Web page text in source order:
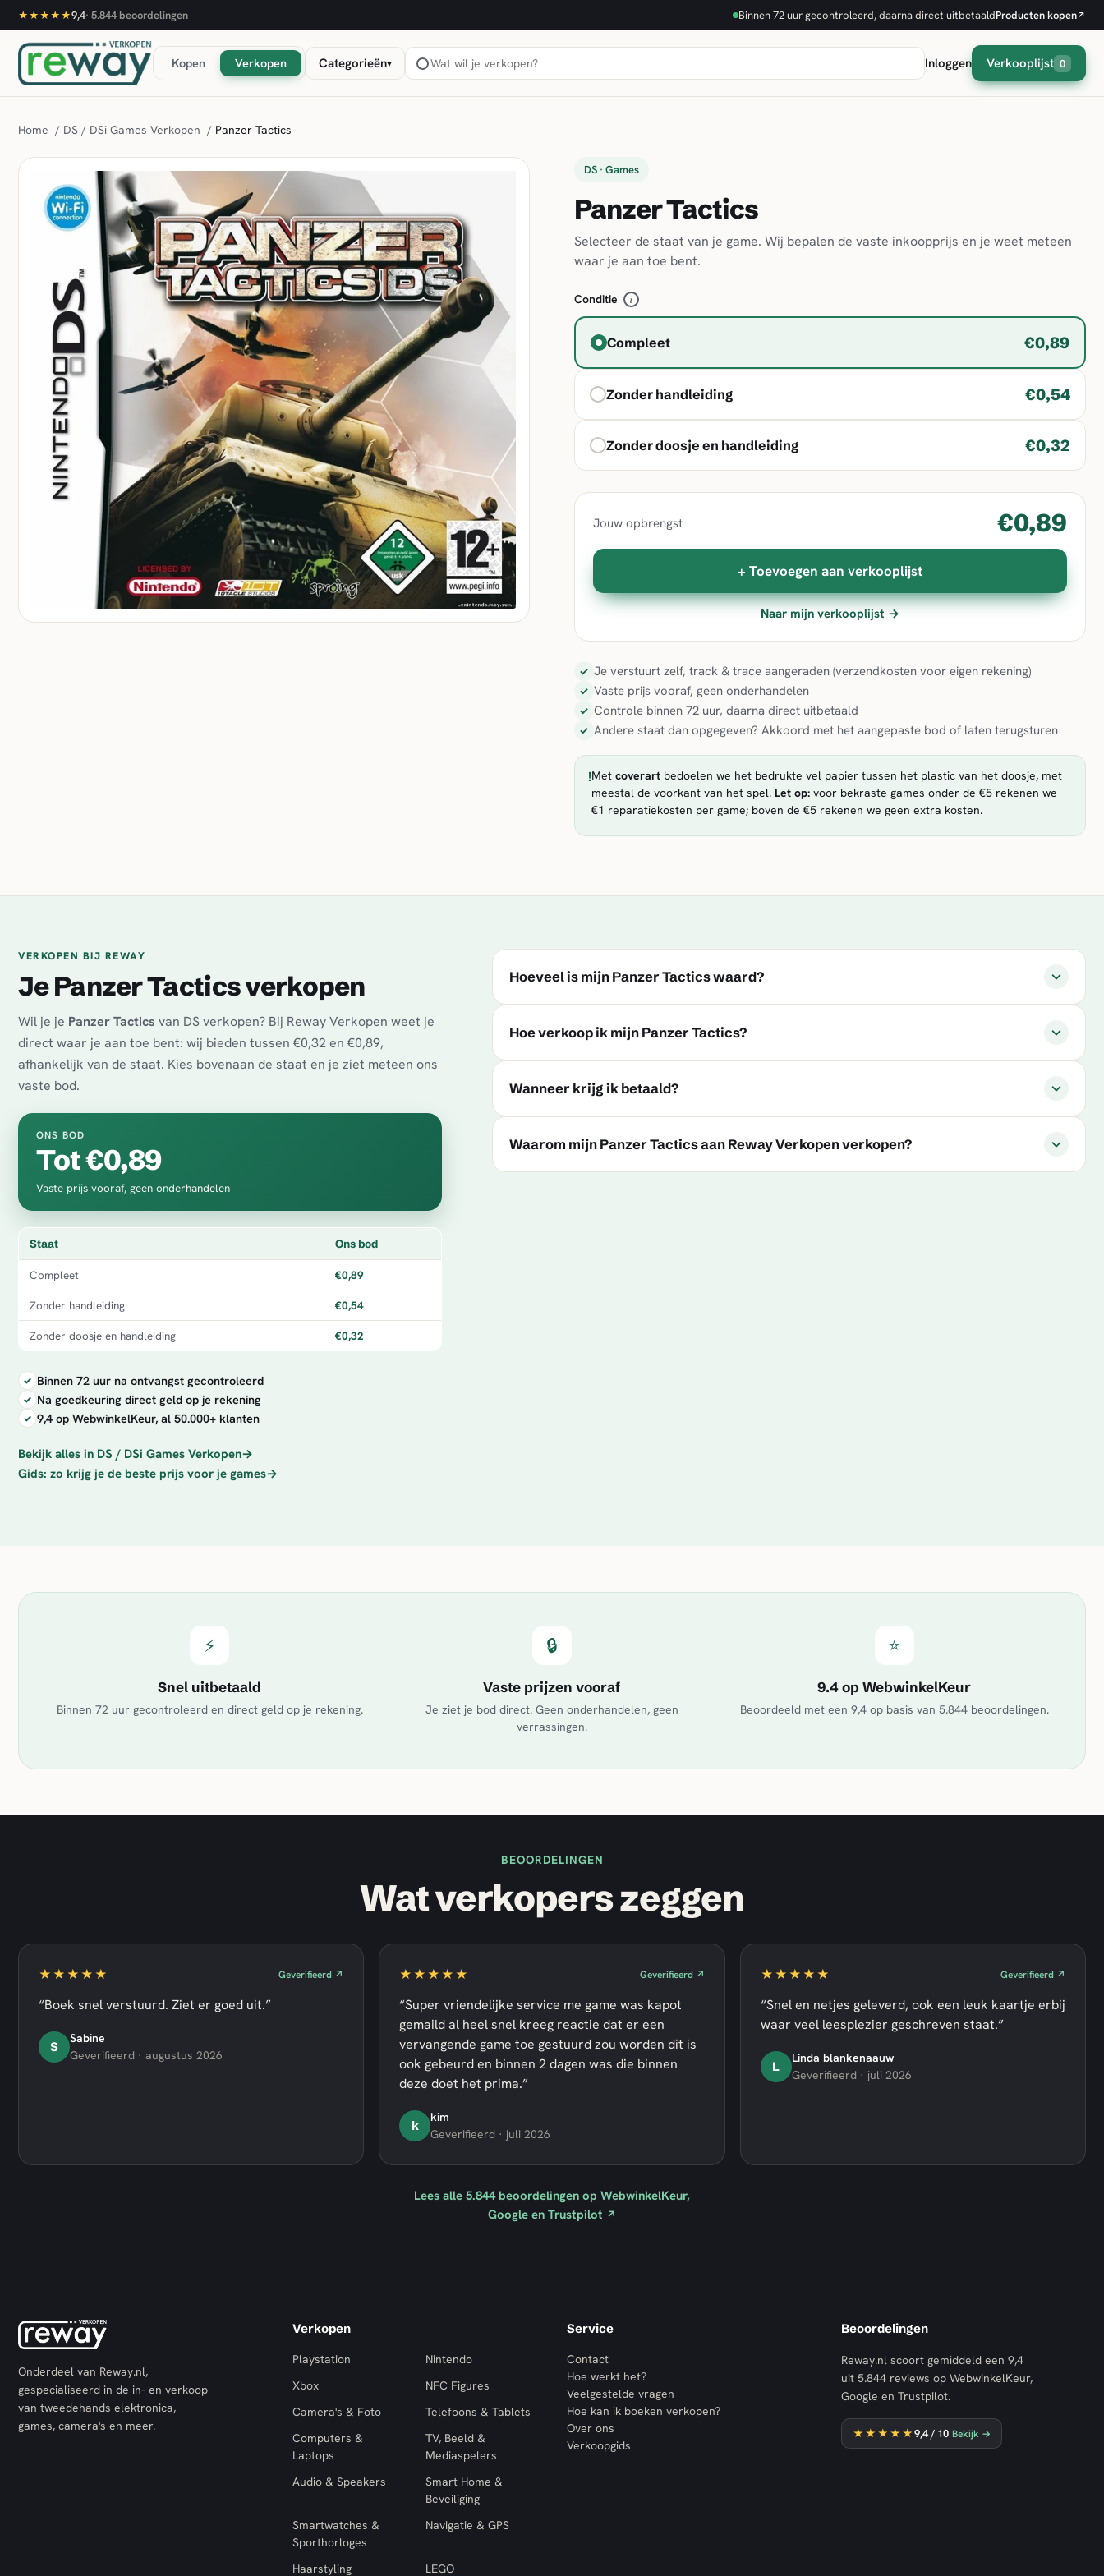
★★★★★9,4· 5.844 beoordelingen Binnen 72 uur gecontroleerd, daarna direct uitbetaaldProducten kopen↗
Kopen Verkopen Categorieën▾ Inloggen Verkooplijst 0
Home / DS / DSi Games Verkopen / Panzer Tactics
DS · Games
Panzer Tactics
Selecteer de staat van je game. Wij bepalen de vaste inkoopprijs en je weet meteen
waar je aan toe bent.
Conditie i
Compleet €0,89
Zonder handleiding €0,54
Zonder doosje en handleiding €0,32
Jouw opbrengst €0,89
+ Toevoegen aan verkooplijst
Naar mijn verkooplijst →
✓ Je verstuurt zelf, track & trace aangeraden (verzendkosten voor eigen rekening)
✓ Vaste prijs vooraf, geen onderhandelen
✓ Controle binnen 72 uur, daarna direct uitbetaald
✓ Andere staat dan opgegeven? Akkoord met het aangepaste bod of laten terugsturen
!Met coverartbedoelen we het bedrukte vel papier tussen het plastic van het doosje, met
meestal de voorkant van het spel. Let op:voor bekraste games onder de €5 rekenen we
€1 reparatiekosten per game; boven de €5 rekenen we geen extra kosten.
VERKOPEN BIJ REWAY
Je Panzer Tactics verkopen
Wil je je Panzer Tactics van DS verkopen? Bij Reway Verkopen weet je
direct waar je aan toe bent: wij bieden tussen €0,32 en €0,89,
afhankelijk van de staat. Kies bovenaan de staat en je ziet meteen ons
vaste bod.
ONS BOD
Tot €0,89
Vaste prijs vooraf, geen onderhandelen
Staat Ons bod
Compleet €0,89
Zonder handleiding €0,54
Zonder doosje en handleiding €0,32
Binnen 72 uur na ontvangst gecontroleerd
Na goedkeuring direct geld op je rekening
9,4 op WebwinkelKeur, al 50.000+ klanten
Bekijk alles in DS / DSi Games Verkopen→
Gids: zo krijg je de beste prijs voor je games→
Hoeveel is mijn Panzer Tactics waard?
Hoe verkoop ik mijn Panzer Tactics?
Wanneer krijg ik betaald?
Waarom mijn Panzer Tactics aan Reway Verkopen verkopen?
⚡
Snel uitbetaald
Binnen 72 uur gecontroleerd en direct geld op je rekening.
🔒
Vaste prijzen vooraf
Je ziet je bod direct. Geen onderhandelen, geen
verrassingen.
⭐
9.4 op WebwinkelKeur
Beoordeeld met een 9,4op basis van 5.844beoordelingen.
BEOORDELINGEN
Wat verkopers zeggen
★★★★★ Geverifieerd ↗
“Boek snel verstuurd. Ziet er goed uit.”
S
Sabine
Geverifieerd · augustus 2026
★★★★★ Geverifieerd ↗
“Super vriendelijke service me game was kapot
gemaild al heel snel kreeg reactie dat er een
vervangende game toe gestuurd zou worden dit is
ook gebeurd en binnen 2 dagen was die binnen
deze doet het prima.”
k
kim
Geverifieerd · juli 2026
★★★★★ Geverifieerd ↗
“Snel en netjes geleverd, ook een leuk kaartje erbij
waar veel leesplezier geschreven staat.”
L
Linda blankenaauw
Geverifieerd · juli 2026
Lees alle 5.844beoordelingen op WebwinkelKeur,
Google en Trustpilot ↗
Onderdeel van Reway.nl,
gespecialiseerd in de in- en verkoop
van tweedehands elektronica,
games, camera's en meer.
Verkopen
Playstation
Nintendo
Xbox
NFC Figures
Camera's & Foto
Telefoons & Tablets
Computers &
Laptops
TV, Beeld &
Mediaspelers
Audio & Speakers
Smart Home &
Beveiliging
Smartwatches &
Sporthorloges
Navigatie & GPS
Haarstyling LEGO
Service
Contact
Hoe werkt het?
Veelgestelde vragen
Hoe kan ik boeken verkopen?
Over ons
Verkoopgids
Beoordelingen
Reway.nl scoort gemiddeld een 9,4
uit 5.844 reviews op WebwinkelKeur,
Google en Trustpilot.
★★★★★9,4/ 10 Bekijk →